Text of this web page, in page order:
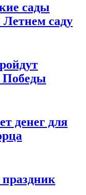
сады
Летнем саду
Победы
денег для